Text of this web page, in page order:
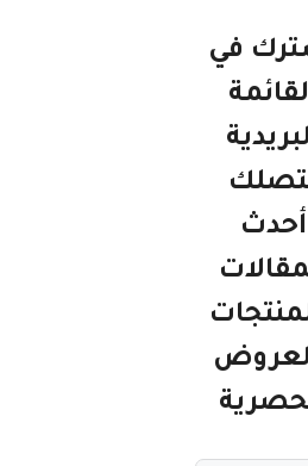
في
أحدث